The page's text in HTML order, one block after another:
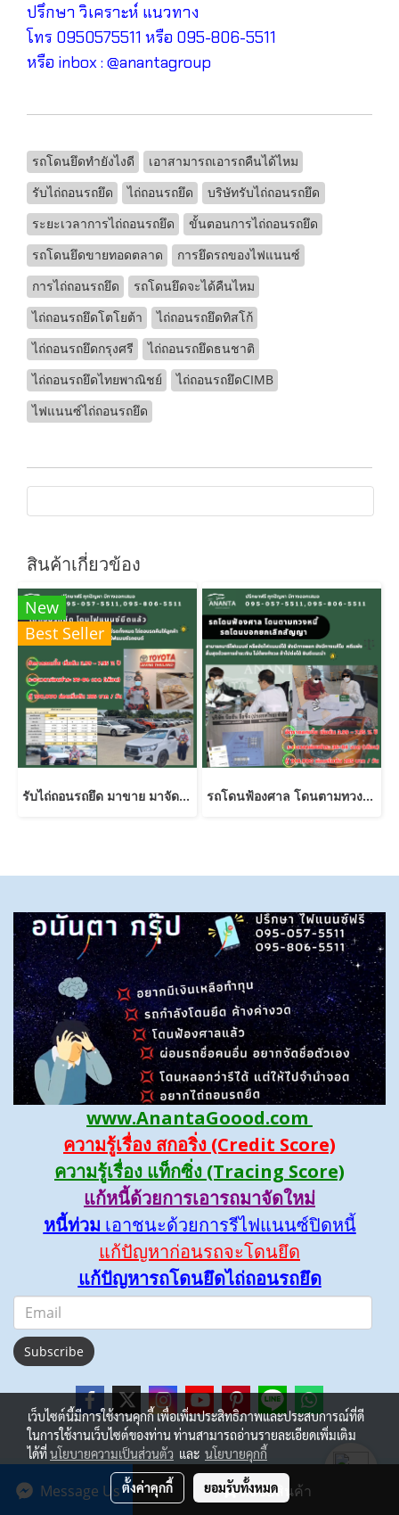
สั่งซื้อสินค้า
Message Us
ปรึกษา วิเคราะห์ แนวทาง
โทร 0950575511 หรือ 095-806-5511
หรือ inbox : @anantagroup
รถโดนยึดทำยังไงดี
เอาสามารถเอารถคืนได้ไหม
รับไถ่ถอนรถยึด
ไถ่ถอนรถยึด
บริษัทรับไถ่ถอนรถยึด
ระยะเวลาการไถ่ถอนรถยึด
ขั้นตอนการไถ่ถอนรถยึด
รถโดนยึดขายทอดตลาด
การยึดรถของไฟแนนซ์
การไถ่ถอนรถยึด
รถโดนยึดจะได้คืนไหม
ไถ่ถอนรถยึดโตโยต้า
ไถ่ถอนรถยึดทิสโก้
ไถ่ถอนรถยึดกรุงศรี
ไถ่ถอนรถยึดธนชาติ
ไถ่ถอนรถยึดไทยพาณิชย์
ไถ่ถอนรถยึดCIMB
ไฟแนนซ์ไถ่ถอนรถยึด
สินค้าเกี่ยวข้อง
New
Best Seller
รับไถ่ถอนรถยึด มาขาย มาจัดใหม่ได้! รถโดนฟ้องศาล โดนตามทวงหนี้ รถโดนยกเลิกสัญญา
www.AnantaGoood.com
ความรู้เรื่อง สกอริ่ง (Credit Score)
ความรู้เรื่อง แท็กซิ่ง (Tracing Score)
แก้หนี้ด้วยการเอารถมาจัดใหม่
หนี้ท่วม เอาชนะด้วยการรีไฟแนนซ์ปิดหนี้
แก้ปัญหาก่อนรถจะโดนยึด
แก้ปัญหารถโดนยึดไถ่ถอนรถยึด
Subscribe
www.anantagood.com
เว็บไซต์นี้มีการใช้งานคุกกี้ เพื่อเพิ่มประสิทธิภาพและประสบการณ์ที่ดี
ในการใช้งานเว็บไซต์ของท่าน ท่านสามารถอ่านรายละเอียดเพิ่มเติม
ได้ที่นโยบายความเป็นส่วนตัว และ นโยบายคุกกี้
ตั้งค่าคุกกี้ ยอมรับทั้งหมด